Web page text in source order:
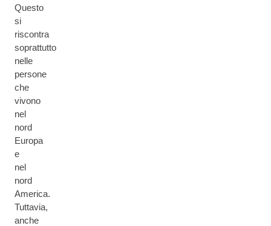
Questo
si
riscontra
soprattutto
nelle
persone
che
vivono
nel
nord
Europa
e
nel
nord
America.
Tuttavia,
anche